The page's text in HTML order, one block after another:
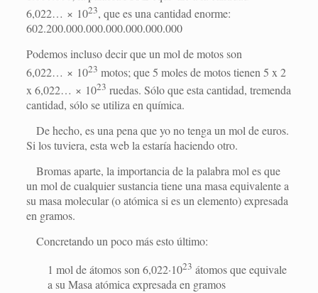
6,022… × 1023, que es una cantidad enorme:
602.200.000.000.000.000.000.000
Podemos incluso decir que un mol de motos son
6,022… × 1023 motos; que 5 moles de motos tienen 5 x 2
x 6,022… × 1023 ruedas. Sólo que esta cantidad, tremenda
cantidad, sólo se utiliza en química.
De hecho, es una pena que yo no tenga un mol de euros.
Si los tuviera, esta web la estaría haciendo otro.
Bromas aparte, la importancia de la palabra mol es que
un mol de cualquier sustancia tiene una masa equivalente a
su masa molecular (o atómica si es un elemento) expresada
en gramos.
Concretando un poco más esto último:
1 mol de átomos son 6,022·1023 átomos que equivale
a su Masa atómica expresada en gramos